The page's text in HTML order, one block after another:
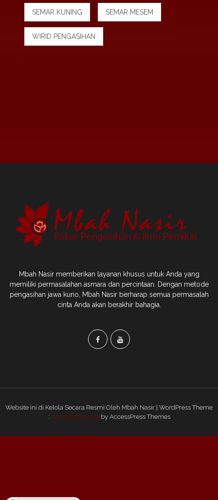
SEMAR KUNING SEMAR MESEM
WIRID PENGASIHAN
Mbah Nasir memberikan layanan khusus untuk Anda yang
memiliki permasalahan asmara dan percintaan. Dengan metode
pengasihan jawa kuno, Mbah Nasir berharap semua permasalah
cinta Anda akan berakhir bahagia.
Website ini di Kelola Secara Resmi Oleh Mbah Nasir | WordPress Theme
: Construction Liteby AccessPress Themes